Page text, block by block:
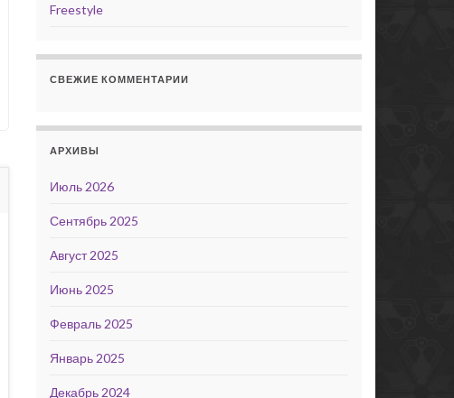
Freestyle
СВЕЖИЕ КОММЕНТАРИИ
АРХИВЫ
Июль 2026
Сентябрь 2025
Август 2025
Июнь 2025
Февраль 2025
Январь 2025
Декабрь 2024